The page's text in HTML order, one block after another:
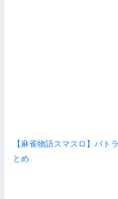
【麻雀物語スマスロ】パト
とめ